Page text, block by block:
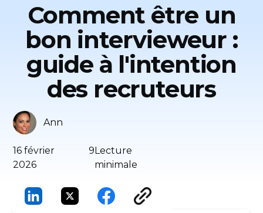
Comment être un
bon intervieweur :
guide à l'intention
des recruteurs
16 février
2026
9Lecture
minimale
Ann